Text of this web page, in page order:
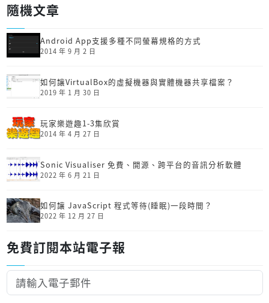
隨機文章
Android App支援多種不同螢幕規格的方式
2014 年 9 月 2 日
如何讓VirtualBox的虛擬機器與實體機器共享檔案？
2019 年 1 月 30 日
玩家樂遊趣1-3集欣賞
2014 年 4 月 27 日
Sonic Visualiser 免費、開源、跨平台的音訊分析軟體
2022 年 6 月 21 日
如何讓 JavaScript 程式等待(睡眠)一段時間？
2022 年 12 月 27 日
免費訂閱本站電子報